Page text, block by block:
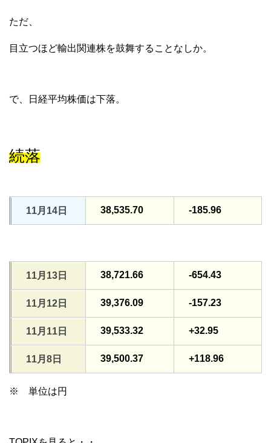
ただ、
目立つほど輸出関連株を鼓舞することなしか。
で、日経平均株価は下落。
続落
11月14日 38,535.70 -185.96
11月13日 38,721.66 -654.43
11月12日 39,376.09 -157.23
11月11日 39,533.32 +32.95
11月8日 39,500.37 +118.96
※ 単位は円